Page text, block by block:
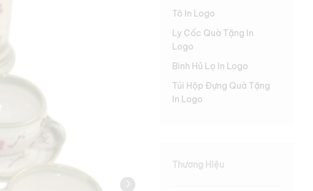
Tô In Logo
Ly Cốc Quà Tặng In
Logo
Bình Hủ Lọ In Logo
Túi Hộp Đựng Quà Tặng
In Logo
Thương Hiệu